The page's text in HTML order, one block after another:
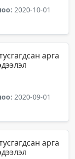
2020-10-01
арга
2020-09-01
арга